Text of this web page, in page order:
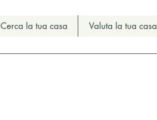
Cerca la tua casa Valuta la tua casa